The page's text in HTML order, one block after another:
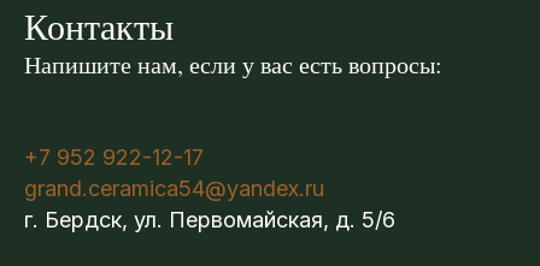
Контакты
Напишите нам, если у вас есть вопросы:
+7 952 922-12-17
grand.ceramica54@yandex.ru
г. Бердск, ул. Первомайская, д. 5/6